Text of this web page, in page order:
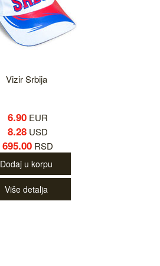
Vizir Srbija
6.90 EUR
8.28 USD
695.00 RSD
Dodaj u korpu
Više detalja